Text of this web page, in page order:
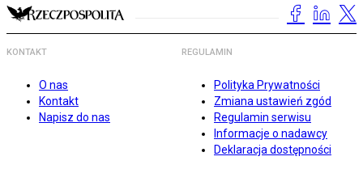
KONTAKT
O nas
Kontakt
Napisz do nas
REGULAMIN
Polityka Prywatności
Zmiana ustawień zgód
Regulamin serwisu
Informacje o nadawcy
Deklaracja dostępności